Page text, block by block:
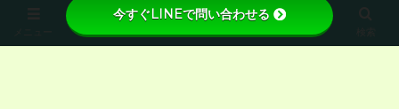
今すぐLINEで問い合わせる